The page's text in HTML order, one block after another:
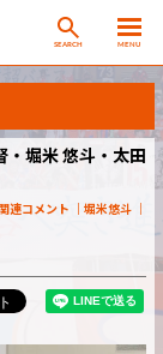
SEARCH MENU
・堀米 悠斗・太田
連コメント
堀米悠斗